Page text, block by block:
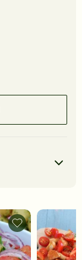
9kcal
0g
Tomatsalat
-
legg
til